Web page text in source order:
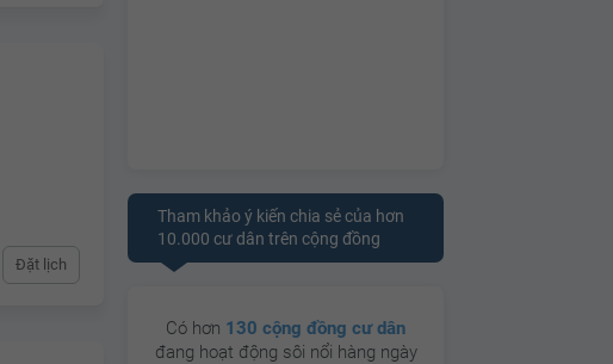
Đặt lịch
Tham khảo ý kiến chia sẻ của hơn
10.000 cư dân trên cộng đồng
Có hơn 130 cộng đồng cư dân
đang hoạt động sôi nổi hàng ngày